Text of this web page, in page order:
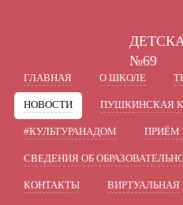
Включить
Интервал:
Разрядка:
Гарнитура: Без
№69
ГЛАВНАЯ О ШКОЛЕ
НОВОСТИ ПУШКИНСКАЯ
#КУЛЬТУРАНАДОМ ПРИЁМ
СВЕДЕНИЯ ОБ
КОНТАКТЫ